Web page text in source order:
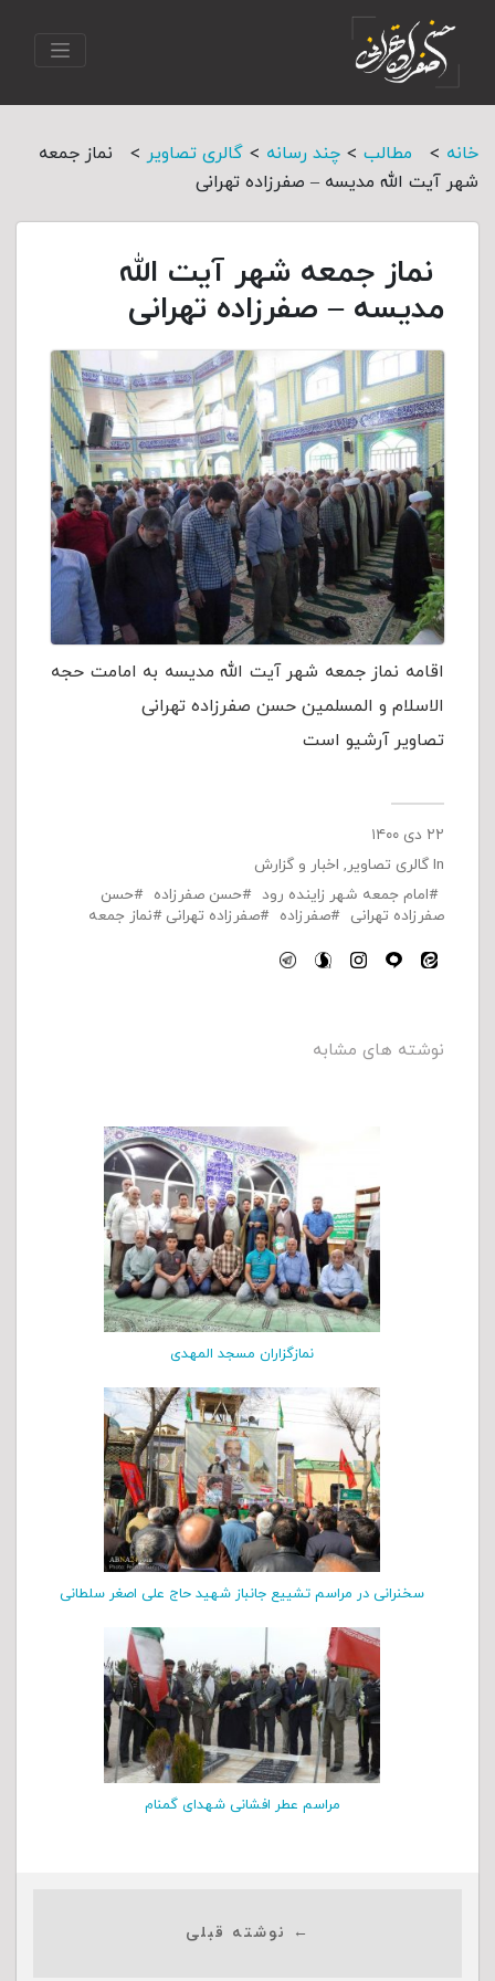
خانه > مطالب > چند رسانه > گالری تصاویر >
نماز جمعه
شهر آیت الله مدیسه – صفرزاده تهرانی
نماز جمعه شهر آیت الله
مدیسه – صفرزاده تهرانی
اقامه نماز جمعه شهر آیت الله مدیسه به امامت حجه
الاسلام و المسلمین حسن صفرزاده تهرانی
تصاویر آرشیو است
۲۲ دی ۱۴۰۰
In گالری تصاویر, اخبار و گزارش
امام جمعه شهر زاینده رود
حسن صفرزاده
حسن
صفرزاده تهرانی
صفرزاده صفرزاده تهرانی نماز جمعه
نوشته های مشابه
نمازگزاران مسجد المهدی
سخنرانی در مراسم تشییع جانباز شهید حاج علی اصغر سلطانی
مراسم عطر افشانی شهدای گمنام
← نوشته قبلی